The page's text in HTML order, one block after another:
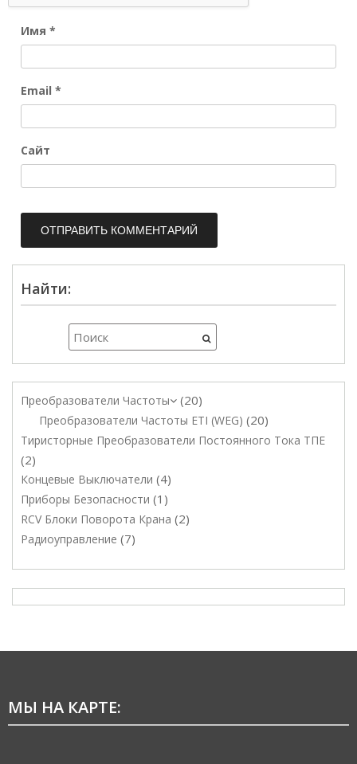
Имя *
Email *
Сайт
Найти:
Преобразователи Частоты 20
Преобразователи Частоты ETI (WEG) 20
Тиристорные Преобразователи Постоянного Тока ТПЕ
2
Концевые Выключатели 4
Приборы Безопасности 1
RCV Блоки Поворота Крана 2
Радиоуправление 7
МЫ НА КАРТЕ: